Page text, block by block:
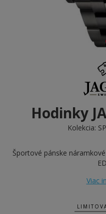
Hodinky
Kolekcia:
Športové pánske náramkové
Viac